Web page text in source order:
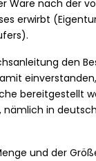
Ware nach der
erwirbt
den
bereitgestellt
nämlich in
und der